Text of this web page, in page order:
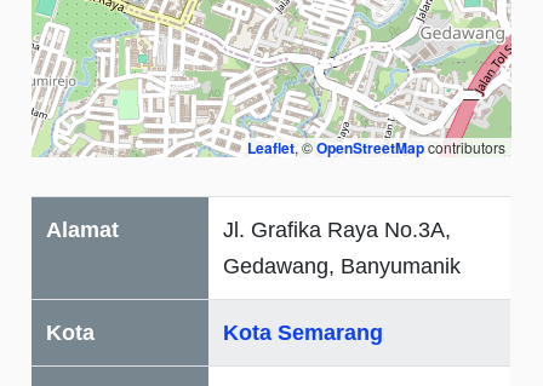
Leaflet, ©OpenStreetMapcontributors
Alamat
Jl. Grafika Raya No.3A,
Gedawang, Banyumanik
Kota Kota Semarang